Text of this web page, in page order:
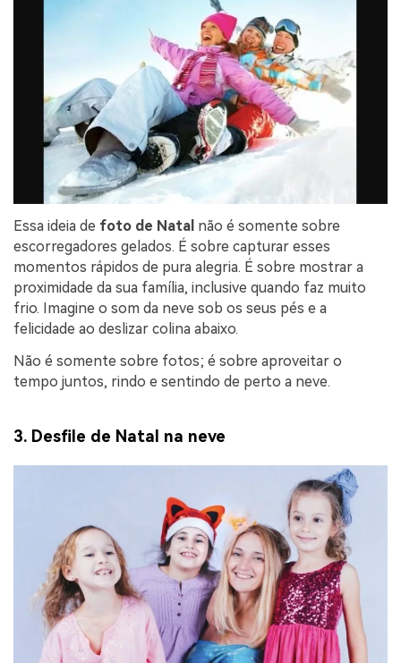
Essa ideia de foto de Natal não é somente sobre
escorregadores gelados. É sobre capturar esses
momentos rápidos de pura alegria. É sobre mostrar a
proximidade da sua família, inclusive quando faz muito
frio. Imagine o som da neve sob os seus pés e a
felicidade ao deslizar colina abaixo.
Não é somente sobre fotos; é sobre aproveitar o
tempo juntos, rindo e sentindo de perto a neve.
3. Desfile de Natal na neve